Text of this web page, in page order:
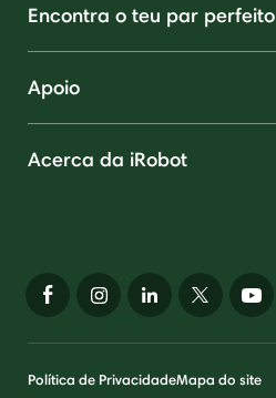
Encontra o teu par perfeito
Apoio
Acerca da iRobot
Política de PrivacidadeMapa do site